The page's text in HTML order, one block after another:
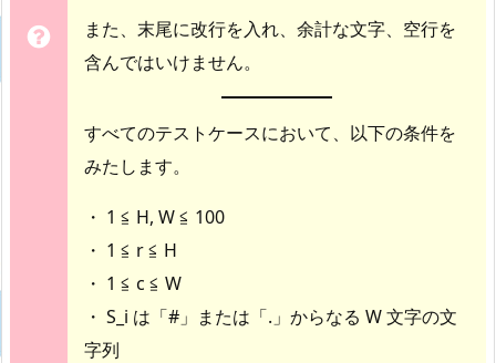
また、末尾に改行を入れ、余計な文字、空行を
含んではいけません。
すべてのテストケースにおいて、以下の条件を
みたします。
・ 1 ≦ H, W ≦ 100
・ 1 ≦ r ≦ H
・ 1 ≦ c ≦ W
・ S_i は「#」または「.」からなる W 文字の文
字列